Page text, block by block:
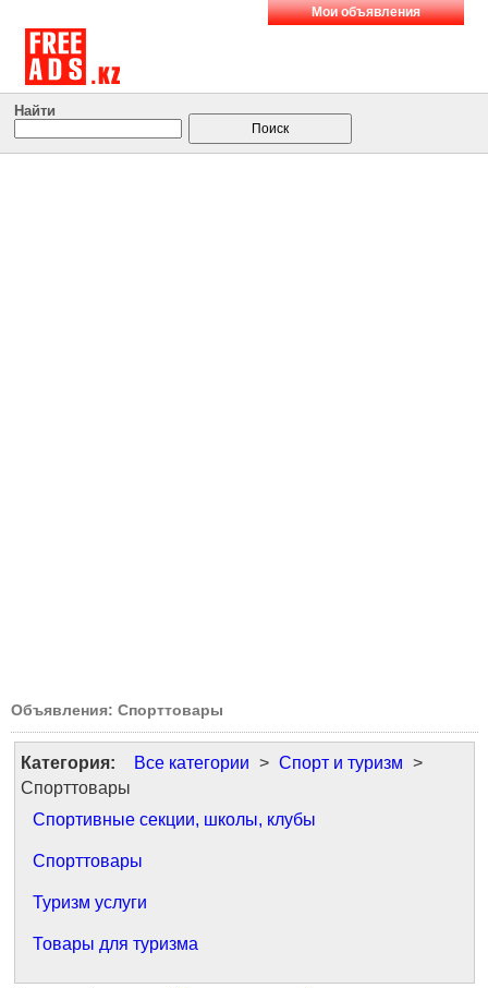
Мои объявления
Найти
Объявления: Спорттовары
Категория: Все категории > Спорт и туризм >
Спорттовары
Спортивные секции, школы, клубы
Спорттовары
Туризм услуги
Товары для туризма